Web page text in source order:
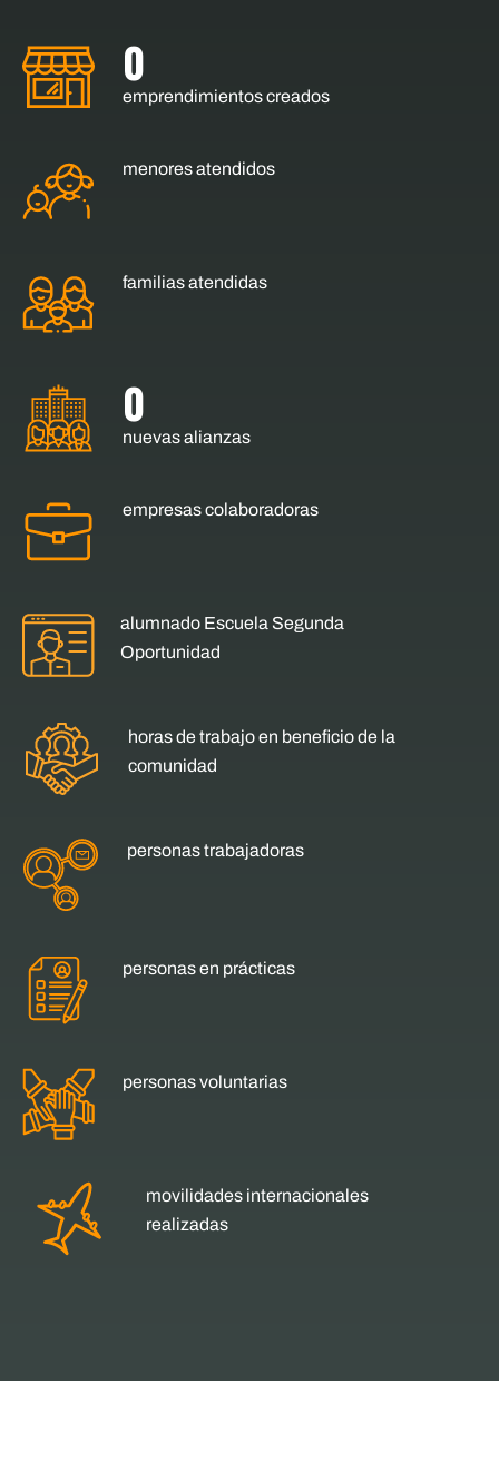
emprendimientos creados
0
menores atendidos
familias atendidas
nuevas alianzas
0
empresas colaboradoras
alumnado Escuela Segunda
Oportunidad
horas de trabajo en beneficio de la
comunidad
personas trabajadoras
personas en prácticas
personas voluntarias
movilidades internacionales
realizadas